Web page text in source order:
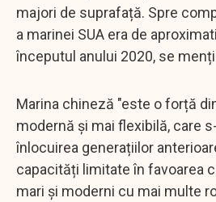
majori de suprafață. Spre
a marinei SUA era de
începutul anului 2020, se
Marina chineză "este o forță
modernă și mai flexibilă, care
înlocuirea generațiilor
capacități limitate în favoarea
mari și moderni cu mai multe